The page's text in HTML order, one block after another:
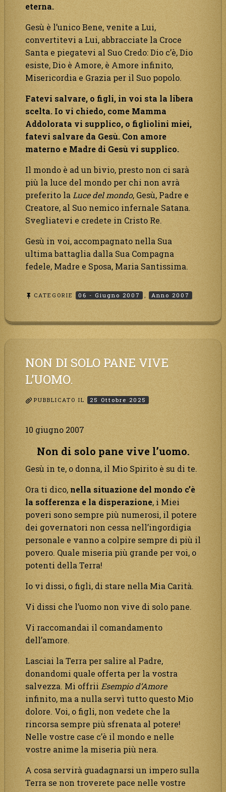
eterna.
Gesù è l’unico Bene, venite a Lui,
convertitevi a Lui, abbracciate la Croce
Santa e piegatevi al Suo Credo: Dio c’è, Dio
esiste, Dio è Amore, è Amore infinito,
Misericordia e Grazia per il Suo popolo.
Fatevi salvare, o figli, in voi sta la libera
scelta. Io vi chiedo, come Mamma
Addolorata vi supplico, o figliolini miei,
fatevi salvare da Gesù. Con amore
materno e Madre di Gesù vi supplico.
Il mondo è ad un bivio, presto non ci sarà
più la luce del mondo per chi non avrà
preferito la Luce del mondo, Gesù, Padre e
Creatore, al Suo nemico infernale Satana.
Svegliatevi e credete in Cristo Re.
Gesù in voi, accompagnato nella Sua
ultima battaglia dalla Sua Compagna
fedele, Madre e Sposa, Maria Santissima.
CATEGORIE 06 - Giugno 2007 , Anno 2007
NON DI SOLO PANE VIVE
L’UOMO.
PUBBLICATO IL 25 Ottobre 2025
10 giugno 2007
Non di solo pane vive l’uomo.
Gesù in te, o donna, il Mio Spirito è su di te.
Ora ti dico, nella situazione del mondo c’è
la sofferenza e la disperazione, i Miei
poveri sono sempre più numerosi, il potere
dei governatori non cessa nell’ingordigia
personale e vanno a colpire sempre di più il
povero. Quale miseria più grande per voi, o
potenti della Terra!
Io vi dissi, o figli, di stare nella Mia Carità.
Vi dissi che l’uomo non vive di solo pane.
Vi raccomandai il comandamento
dell’amore.
Lasciai la Terra per salire al Padre,
donandomi quale offerta per la vostra
salvezza. Mi offrii Esempio d’Amore
infinito, ma a nulla servì tutto questo Mio
dolore. Voi, o figli, non vedete che la
rincorsa sempre più sfrenata al potere!
Nelle vostre case c’è il mondo e nelle
vostre anime la miseria più nera.
A cosa servirà guadagnarsi un impero sulla
Terra se non troverete pace nelle vostre